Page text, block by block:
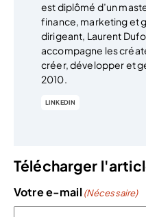
est diplômé d’un
finance, marketing et
dirigeant, Laurent
accompagne les
créer, développer et
2010.
LINKEDIN
Télécharger
Votre e-mail (Nécessaire)